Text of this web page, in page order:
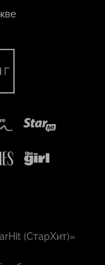
(СтарХит)»